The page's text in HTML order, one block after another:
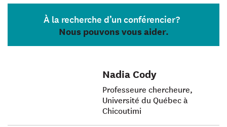
À la recherche d’un conférencier?
Nous pouvons vous aider.
Nadia Cody
Professeure chercheure,
Université du Québec à
Chicoutimi